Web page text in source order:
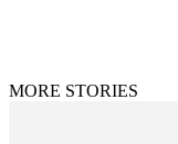
MORE STORIES